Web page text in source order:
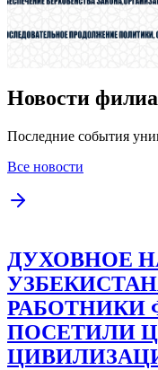
Новости
Последние события
Все новости
ДУХОВНОЕ
РАБОТНИКИ
ПОСЕТИЛИ